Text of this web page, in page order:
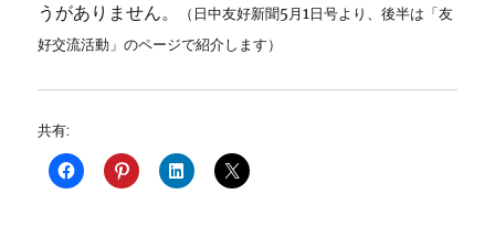
うがありません。
（日中友好新聞5月1日号より、後半は「友
好交流活動」のページで紹介します）
共有: